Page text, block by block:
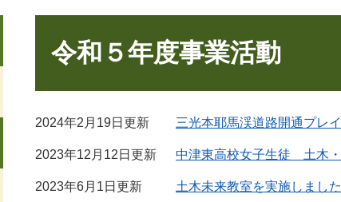
令和５年度事業活動
2024年2月19日更新 三光本耶馬渓道路開通プレ
2023年12月12日更新 中津東高校女子生徒 土木・
2023年6月1日更新 土木未来教室を実施しまし